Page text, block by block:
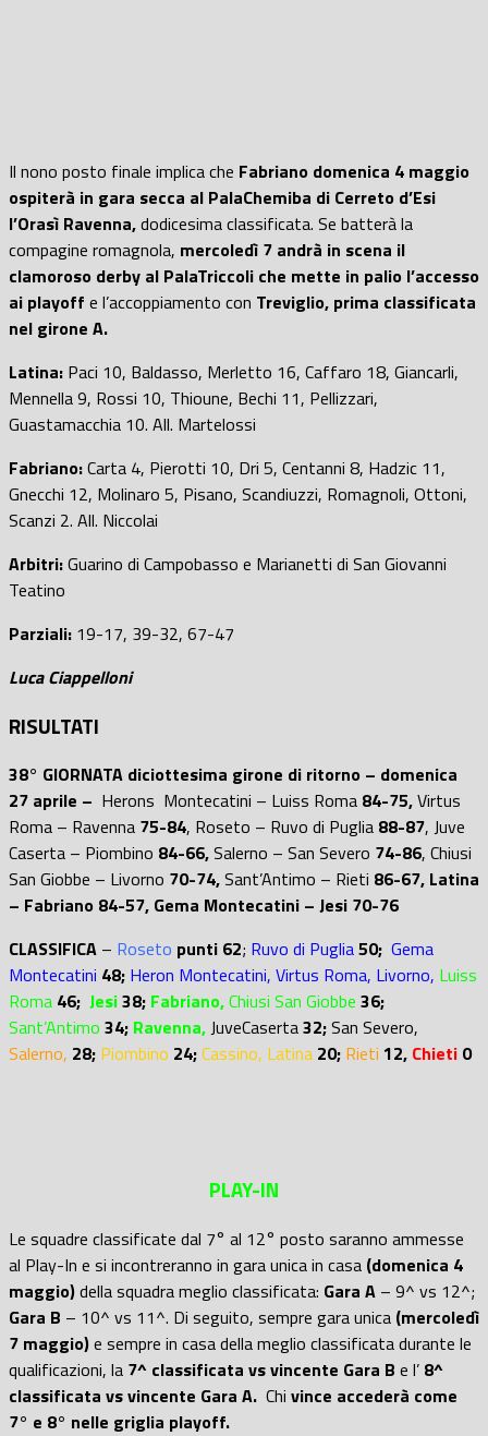
Il nono posto finale implica che Fabriano domenica 4 maggio
ospiterà in gara secca al PalaChemiba di Cerreto d’Esi
l’Orasì Ravenna,dodicesima classificata. Se batterà la
compagine romagnola, mercoledì 7 andrà in scena il
clamoroso derby al PalaTriccoli che mette in palio l’accesso
ai playoff e l’accoppiamento con Treviglio, prima classificata
nel girone A.
Latina: Paci 10, Baldasso, Merletto 16, Caffaro 18, Giancarli,
Mennella 9, Rossi 10, Thioune, Bechi 11, Pellizzari,
Guastamacchia 10. All. Martelossi
Fabriano:Carta 4, Pierotti 10, Dri 5, Centanni 8, Hadzic 11,
Gnecchi 12, Molinaro 5, Pisano, Scandiuzzi, Romagnoli, Ottoni,
Scanzi 2. All. Niccolai
Arbitri:Guarino di Campobasso e Marianetti di San Giovanni
Teatino
Parziali: 19-17, 39-32, 67-47
Luca Ciappelloni
RISULTATI
38° GIORNATA diciottesima girone di ritorno – domenica
27 aprile – Herons Montecatini – Luiss Roma 84-75,Virtus
Roma – Ravenna 75-84, Roseto – Ruvo di Puglia 88-87, Juve
Caserta – Piombino 84-66,Salerno – San Severo 74-86, Chiusi
San Giobbe – Livorno 70-74,Sant’Antimo – Rieti 86-67, Latina
– Fabriano 84-57, Gema Montecatini – Jesi 70-76
CLASSIFICA – Roseto punti 62; Ruvo di Puglia50; Gema
Montecatini 48; Heron Montecatini, Virtus Roma, Livorno, Luiss
Roma 46; Jesi38; Fabriano,Chiusi San Giobbe 36;
Sant’Antimo 34; Ravenna,JuveCaserta32;San Severo,
Salerno, 28; Piombino 24;Cassino, Latina 20; Rieti 12, Chieti 0
PLAY-IN
Le squadre classificate dal 7° al 12° posto saranno ammesse
al Play-In e si incontreranno in gara unica in casa (domenica 4
maggio)della squadra meglio classificata: Gara A – 9^ vs 12^;
Gara B – 10^ vs 11^. Di seguito, sempre gara unica (mercoledì
7 maggio)e sempre in casa della meglio classificata durante le
qualificazioni, la 7^ classificata vs vincente Gara B e l’ 8^
classificata vs vincente Gara A. Chi vince accederà come
7° e 8° nelle griglia playoff.